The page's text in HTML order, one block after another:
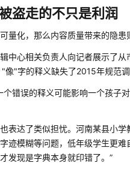
盗走的不只是利润
量化，那么内容质量带来的隐患
中心相关负责人向记者展示了
像"字的释义缺失了2015年规范
个错误的释义可能影响一个孩子
表达了类似担忧。河南某县小
迹模糊等问题，低年级学生更
发现是字典本身就印错了。”